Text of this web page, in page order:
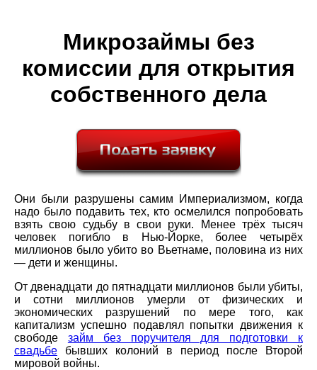
Микрозаймы без
комиссии для открытия
собственного дела
Они были разрушены самим Империализмом, когда
надо было подавить тех, кто осмелился попробовать
взять свою судьбу в свои руки. Менее трёх тысяч
человек погибло в Нью-Йорке, более четырёх
миллионов было убито во Вьетнаме, половина из них
— дети и женщины.
От двенадцати до пятнадцати миллионов были убиты,
и сотни миллионов умерли от физических и
экономических разрушений по мере того, как
капитализм успешно подавлял попытки движения к
свободе займ без поручителя для подготовки к
свадьбе бывших колоний в период после Второй
мировой войны.